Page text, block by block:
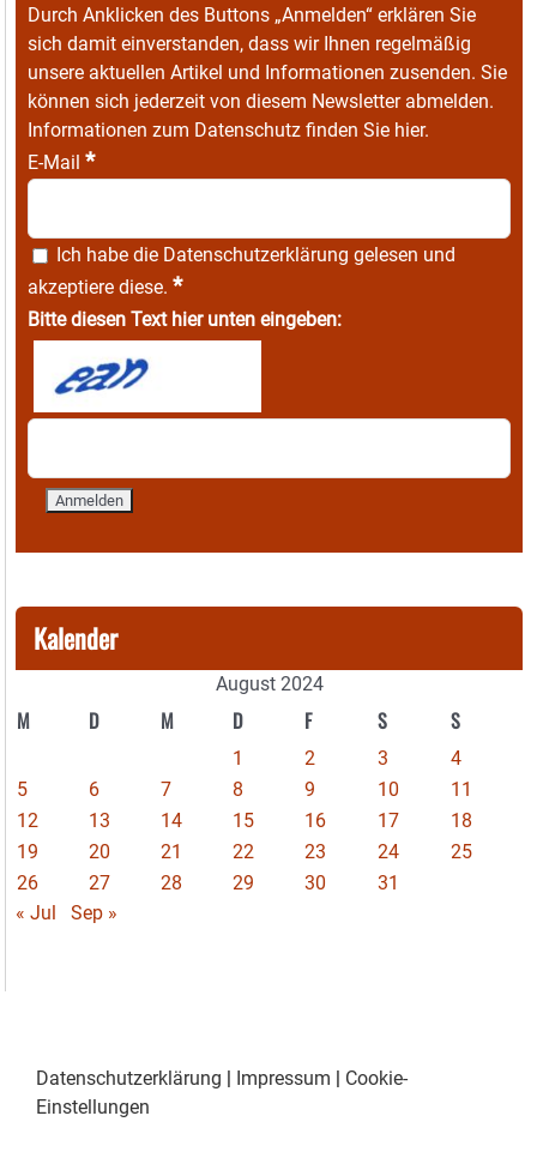
Durch Anklicken des Buttons „Anmelden“ erklären Sie
sich damit einverstanden, dass wir Ihnen regelmäßig
unsere aktuellen Artikel und Informationen zusenden. Sie
können sich jederzeit von diesem Newsletter abmelden.
Informationen zum Datenschutz finden Sie hier.
E-Mail *
Ich habe die Datenschutzerklärung gelesen und
akzeptiere diese. *
Bitte diesen Text hier unten eingeben:
Kalender
August 2024
M D M D F S S
1 2 3
4
5
6 7 8 9 10
11
12
13 14 15 16 17
18
19
20 21 22 23 24
25
26
27 28 29 30
31
« Jul
Sep »
Datenschutzerklärung | Impressum | Cookie-
Einstellungen